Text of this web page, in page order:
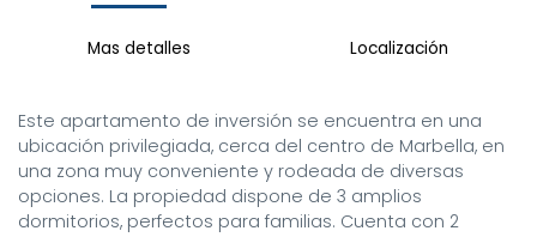
Mas detalles Localización
Este apartamento de inversión se encuentra en una
ubicación privilegiada, cerca del centro de Marbella, en
una zona muy conveniente y rodeada de diversas
opciones. La propiedad dispone de 3 amplios
dormitorios, perfectos para familias. Cuenta con 2